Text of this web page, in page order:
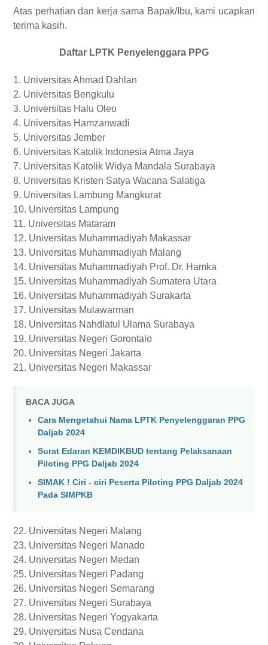
Atas perhatian dan kerja sama Bapak/Ibu, kami ucapkan
terima kasih.
Daftar LPTK Penyelenggara PPG
1. Universitas Ahmad Dahlan
2. Universitas Bengkulu
3. Universitas Halu Oleo
4. Universitas Hamzanwadi
5. Universitas Jember
6. Universitas Katolik Indonesia Atma Jaya
7. Universitas Katolik Widya Mandala Surabaya
8. Universitas Kristen Satya Wacana Salatiga
9. Universitas Lambung Mangkurat
10. Universitas Lampung
11. Universitas Mataram
12. Universitas Muhammadiyah Makassar
13. Universitas Muhammadiyah Malang
14. Universitas Muhammadiyah Prof. Dr. Hamka
15. Universitas Muhammadiyah Sumatera Utara
16. Universitas Muhammadiyah Surakarta
17. Universitas Mulawarman
18. Universitas Nahdlatul Ulama Surabaya
19. Universitas Negeri Gorontalo
20. Universitas Negeri Jakarta
21. Universitas Negeri Makassar
BACA JUGA
Cara Mengetahui Nama LPTK Penyelenggaran PPG
Daljab 2024
Surat Edaran KEMDIKBUD tentang Pelaksanaan
Piloting PPG Daljab 2024
SIMAK ! Ciri - ciri Peserta Piloting PPG Daljab 2024
Pada SIMPKB
22. Universitas Negeri Malang
23. Universitas Negeri Manado
24. Universitas Negeri Medan
25. Universitas Negeri Padang
26. Universitas Negeri Semarang
27. Universitas Negeri Surabaya
28. Universitas Negeri Yogyakarta
29. Universitas Nusa Cendana